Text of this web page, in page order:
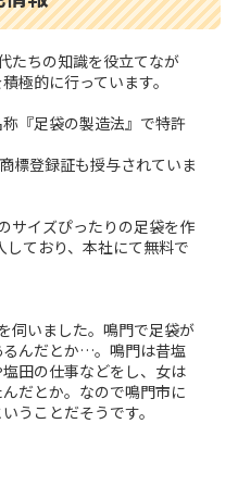
たちの知識を役立てなが
極的に行っています。
『足袋の製造法』で特許
標登録証も授与されていま
サイズぴったりの足袋を作
ており、本社にて無料で
伺いました。鳴門で足袋が
んだとか…。鳴門は昔塩
田の仕事などをし、女は
だとか。なので鳴門市に
うことだそうです。